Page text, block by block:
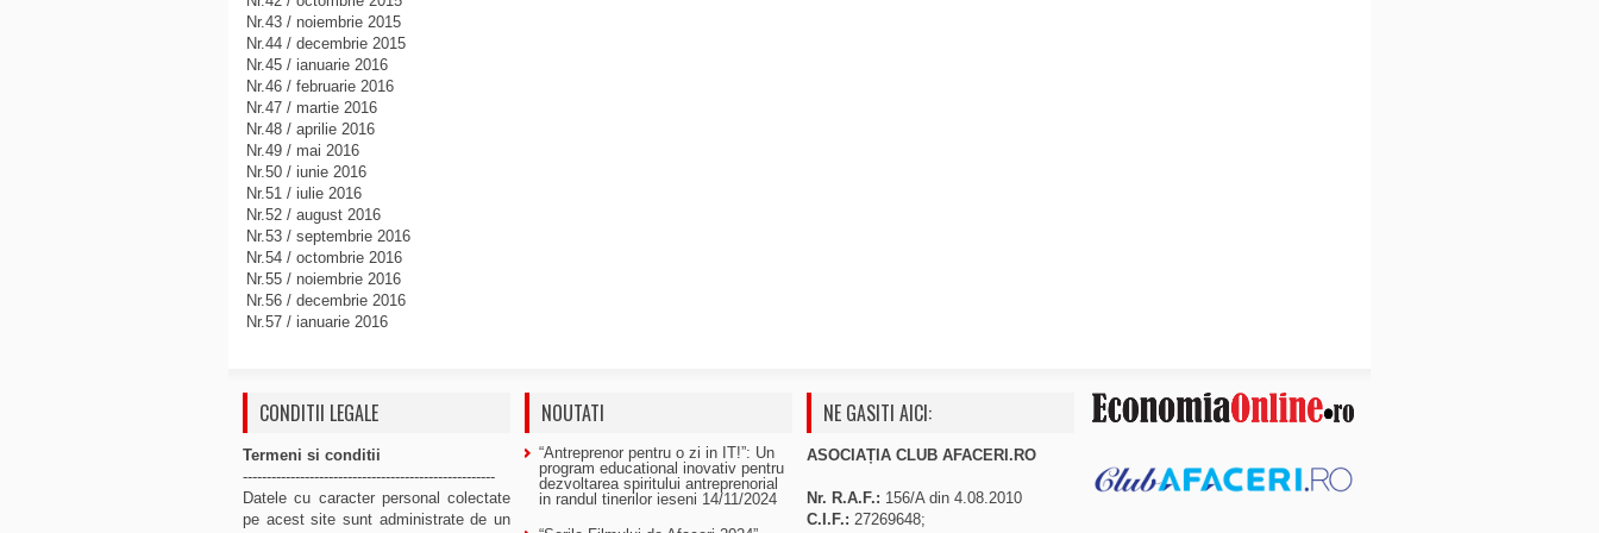
Nr.43 / noiembrie 2015
Nr.44 / decembrie 2015
Nr.45 / ianuarie 2016
Nr.46 / februarie 2016
Nr.47 / martie 2016
Nr.48 / aprilie 2016
Nr.49 / mai 2016
Nr.50 / iunie 2016
Nr.51 / iulie 2016
Nr.52 / august 2016
Nr.53 / septembrie 2016
Nr.54 / octombrie 2016
Nr.55 / noiembrie 2016
Nr.56 / decembrie 2016
Nr.57 / ianuarie 2016
CONDITII LEGALE
Termeni si conditii
-----------------------------------------------------
Datele cu caracter personal colectate
pe acest site sunt administrate de un
NOUTATI
“Antreprenor pentru o zi in IT!”: Un
program educational inovativ pentru
dezvoltarea spiritului antreprenorial
in randul tinerilor ieseni 14/11/2024
NE GASITI AICI:
ASOCIAȚIA CLUB AFACERI.RO
Nr. R.A.F.: 156/A din 4.08.2010
C.I.F.: 27269648;